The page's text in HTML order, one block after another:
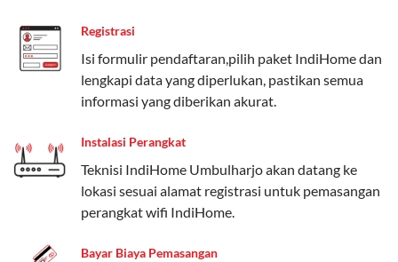
Complete untuk yang menginginkan fitur lengkap,
dan Paket Dynamic IP untuk pengguna yang
memprioritaskan kecepatan internet tinggi.
Salah satu fitur unggulan Telkomsel One adalah Paket
Kuota Keluarga. Dengan kuota hingga 30 GB, Anda
bisa membagikan internet kepada anggota keluarga
atau teman tanpa perlu khawatir kehabisan kuota.
Registrasi
Isi formulir pendaftaran,pilih paket IndiHome dan
lengkapi data yang diperlukan, pastikan semua
informasi yang diberikan akurat.
Instalasi Perangkat
Teknisi IndiHome Umbulharjo akan datang ke
lokasi sesuai alamat registrasi untuk pemasangan
perangkat wifi IndiHome.
Bayar Biaya Pemasangan